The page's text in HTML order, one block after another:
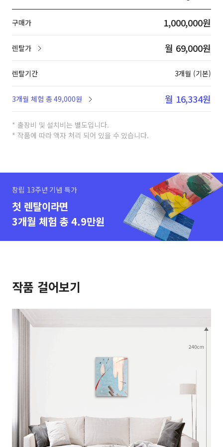
구매가 1,000,000원
렌탈가 월 69,000원
렌탈기간 3개월 (기본)
3개월 체험 총 49,000원 월 16,334원
* 출장비 및 설치비는 별도입니다.
* 작품에 따라 액자 처리 되어 있을 수 있습니다.
창립 13주년 기념 특가
첫 렌탈이라면
3개월 체험 총 4.9만원
작품 걸어보기